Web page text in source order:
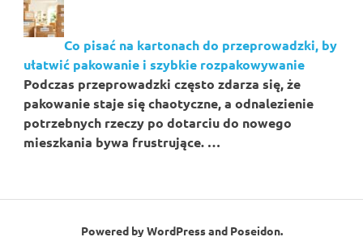
Co pisać na kartonach do przeprowadzki, by
ułatwić pakowanie i szybkie rozpakowywanie
Podczas przeprowadzki często zdarza się, że
pakowanie staje się chaotyczne, a odnalezienie
potrzebnych rzeczy po dotarciu do nowego
mieszkania bywa frustrujące. …
Powered byWordPressand Poseidon.